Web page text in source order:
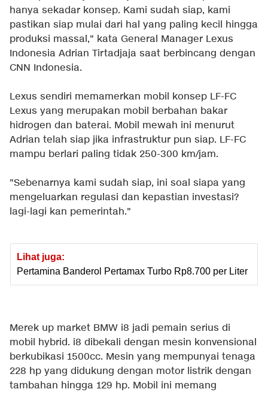
hanya sekadar konsep. Kami sudah siap, kami
pastikan siap mulai dari hal yang paling kecil hingga
produksi massal," kata General Manager Lexus
Indonesia Adrian Tirtadjaja saat berbincang dengan
CNN Indonesia.
Lexus sendiri memamerkan mobil konsep LF-FC
Lexus yang merupakan mobil berbahan bakar
hidrogen dan baterai. Mobil mewah ini menurut
Adrian telah siap jika infrastruktur pun siap. LF-FC
mampu berlari paling tidak 250-300 km/jam.
"Sebenarnya kami sudah siap, ini soal siapa yang
mengeluarkan regulasi dan kepastian investasi?
lagi-lagi kan pemerintah."
Lihat juga:
Pertamina Banderol Pertamax Turbo Rp8.700 per Liter
Merek up market BMW i8 jadi pemain serius di
mobil hybrid. i8 dibekali dengan mesin konvensional
berkubikasi 1500cc. Mesin yang mempunyai tenaga
228 hp yang didukung dengan motor listrik dengan
tambahan hingga 129 hp. Mobil ini memang